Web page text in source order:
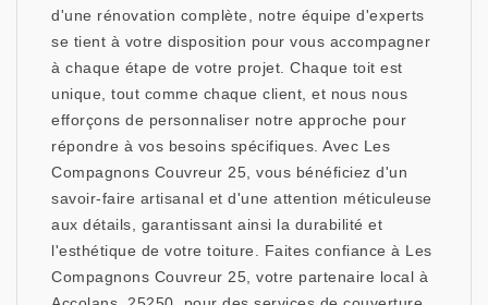
d'une rénovation complète, notre équipe d'experts
se tient à votre disposition pour vous accompagner
à chaque étape de votre projet. Chaque toit est
unique, tout comme chaque client, et nous nous
efforçons de personnaliser notre approche pour
répondre à vos besoins spécifiques. Avec Les
Compagnons Couvreur 25, vous bénéficiez d'un
savoir-faire artisanal et d'une attention méticuleuse
aux détails, garantissant ainsi la durabilité et
l'esthétique de votre toiture. Faites confiance à Les
Compagnons Couvreur 25, votre partenaire local à